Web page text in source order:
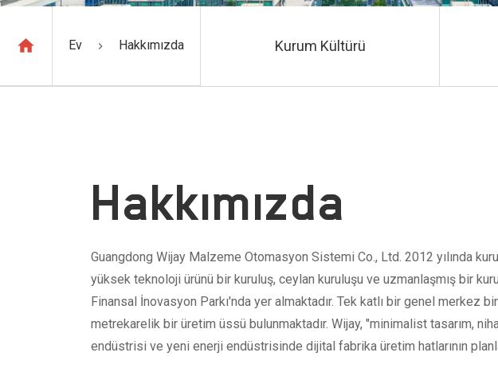
Ev Hakkımızda Kurum Kültürü
Hakkımızda
Guangdong Wijay Malzeme Otomasyon Sistemi Co., Ltd. 2012 yılında
yüksek teknoloji ürünü bir kuruluş, ceylan kuruluşu ve uzmanlaşmış bir
Finansal İnovasyon Parkı'nda yer almaktadır. Tek katlı bir genel
metrekarelik bir üretim üssü bulunmaktadır. Wijay, "minimalist tasarım,
endüstrisi ve yeni enerji endüstrisinde dijital fabrika üretim hatlarının